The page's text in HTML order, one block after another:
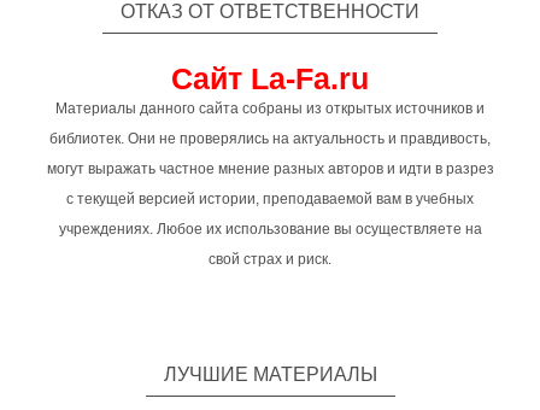
ОТКАЗ ОТ ОТВЕТСТВЕННОСТИ
Сайт La-Fa.ru
Материалы данного сайта собраны из открытых источников и
библиотек. Они не проверялись на актуальность и правдивость,
могут выражать частное мнение разных авторов и идти в разрез
с текущей версией истории, преподаваемой вам в учебных
учреждениях. Любое их использование вы осуществляете на
свой страх и риск.
ЛУЧШИЕ МАТЕРИАЛЫ